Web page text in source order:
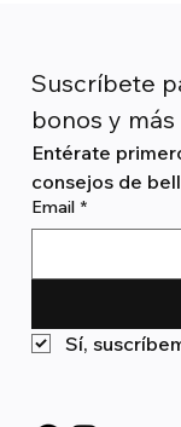
Suscríbete
bonos y más
Entérate
consejos de
Email *
Sí,